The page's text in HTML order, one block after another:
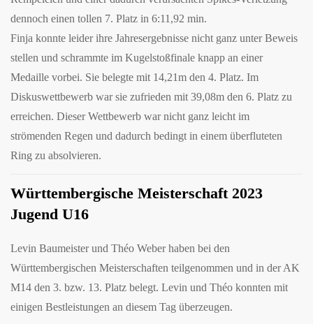
dennoch einen tollen 7. Platz in 6:11,92 min.
Finja konnte leider ihre Jahresergebnisse nicht ganz unter Beweis
stellen und schrammte im Kugelstoßfinale knapp an einer
Medaille vorbei. Sie belegte mit 14,21m den 4. Platz. Im
Diskuswettbewerb war sie zufrieden mit 39,08m den 6. Platz zu
erreichen. Dieser Wettbewerb war nicht ganz leicht im
strömenden Regen und dadurch bedingt in einem überfluteten
Ring zu absolvieren.
Württembergische Meisterschaft 2023
Jugend U16
Levin Baumeister und Théo Weber haben bei den
Württembergischen Meisterschaften teilgenommen und in der AK
M14 den 3. bzw. 13. Platz belegt. Levin und Théo konnten mit
einigen Bestleistungen an diesem Tag überzeugen.